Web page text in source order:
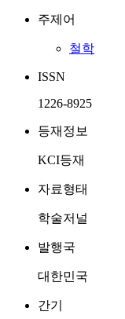
주제어
철학
ISSN
1226-8925
등재정보
KCI등재
자료형태
학술저널
발행국
대한민국
간기